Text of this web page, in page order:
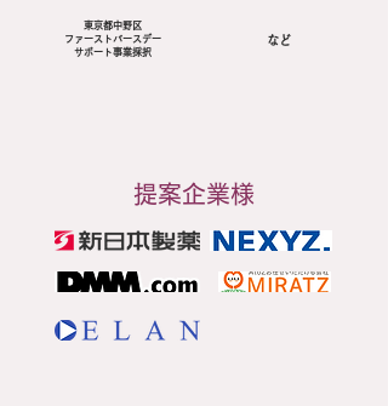
東京都中野区
ファーストバースデー
サポート事業採択
など
提案企業様